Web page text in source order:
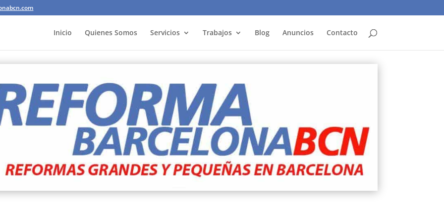
Inicio Quienes Somos Servicios Trabajos Blog Anuncios Contacto